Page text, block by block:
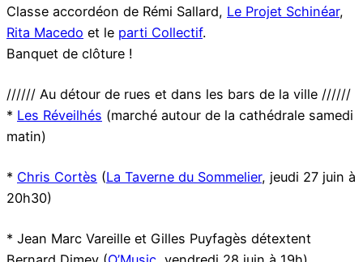
Classe accordéon de Rémi Sallard, Le Projet Schinéar,
Rita Macedo et le parti Collectif.
Banquet de clôture !
////// Au détour de rues et dans les bars de la ville //////
* Les Réveilhés (marché autour de la cathédrale samedi
matin)
* Chris Cortès (La Taverne du Sommelier, jeudi 27 juin à
20h30)
* Jean Marc Vareille et Gilles Puyfagès détextent